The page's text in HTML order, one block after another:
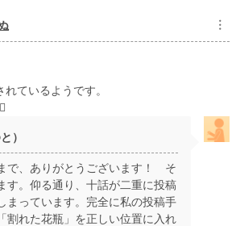
︙
ているようです。
）
で、ありがとうございます！ そ
す。仰る通り、十話が二重に投稿
まっています。完全に私の投稿手
割れた花瓶」を正しい位置に入れ